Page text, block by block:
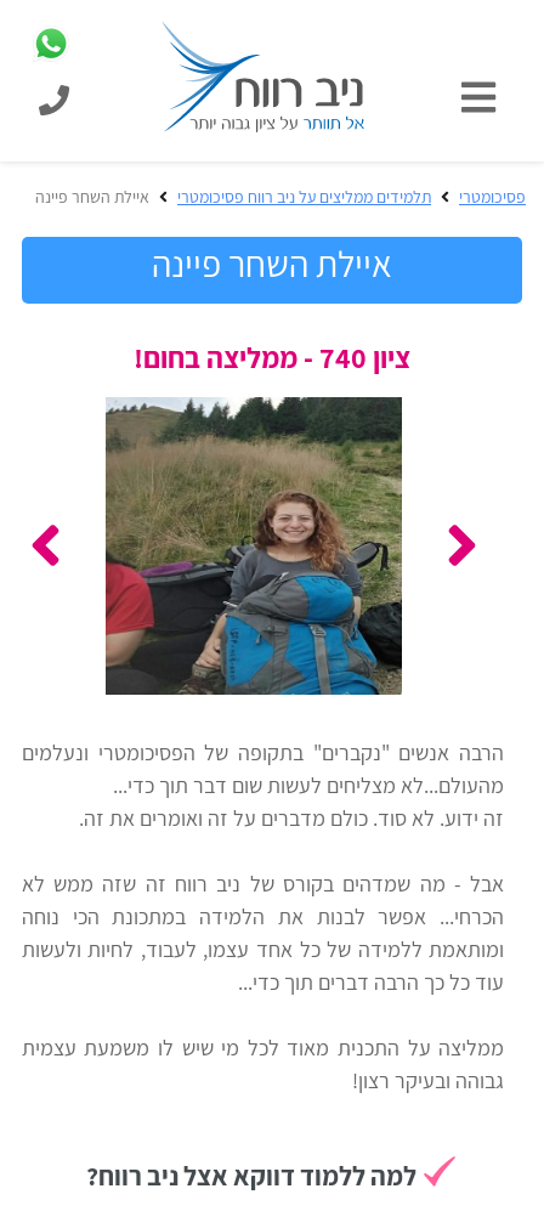
כניסת
תלמידים
מידע
כללי
קורסי
פסיכומטרי
ממליצים
המוצרים
מבית
רווח
הכנה
לצה"ל
וחטיבות
ביניים
הכנה
למבחני
מיון
לעבודה
ניב
חיפוש
לימודים
פסיכומטרי תלמידים ממליצים על ניב רווח פסיכומטרי איילת השחר פיינה
איילת השחר פיינה
ציון 740 - ממליצה בחום!
הרבה אנשים "נקברים" בתקופה של הפסיכומטרי ונעלמים
מהעולם...לא מצליחים לעשות שום דבר תוך כדי...
זה ידוע. לא סוד. כולם מדברים על זה ואומרים את זה.
אבל - מה שמדהים בקורס של ניב רווח זה שזה ממש לא
הכרחי... אפשר לבנות את הלמידה במתכונת הכי נוחה
ומותאמת ללמידה של כל אחד עצמו, לעבוד, לחיות ולעשות
עוד כל כך הרבה דברים תוך כדי...
ממליצה על התכנית מאוד לכל מי שיש לו משמעת עצמית
גבוהה ובעיקר רצון!
למה ללמוד דווקא אצל ניב רווח?